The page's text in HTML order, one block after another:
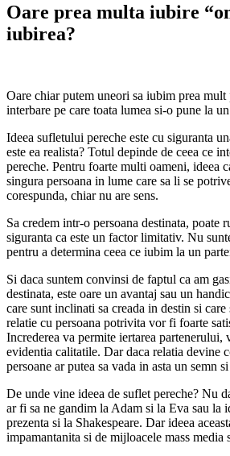
Oare prea multa iubire
iubirea?
Oare chiar putem uneori sa iubim prea mult
interbare pe care toata lumea si-o pune la
Ideea sufletului pereche este cu siguranta
este ea realista? Totul depinde de ceea ce
pereche. Pentru foarte multi oameni, ideea
singura persoana in lume care sa li se
corespunda, chiar nu are sens.
Sa credem intr-o persoana destinata, poate
siguranta ca este un factor limitativ. Nu
pentru a determina ceea ce iubim la un
Si daca suntem convinsi de faptul ca am
destinata, este oare un avantaj sau un
care sunt inclinati sa creada in destin si
relatie cu persoana potrivita vor fi foarte
Increderea va permite iertarea partenerului,
evidentia calitatile. Dar daca relatia devine
persoane ar putea sa vada in asta un semn
De unde vine ideea de suflet pereche? Nu
ar fi sa ne gandim la Adam si la Eva sau la
prezenta si la Shakespeare. Dar ideea
impamantanita si de mijloacele mass media